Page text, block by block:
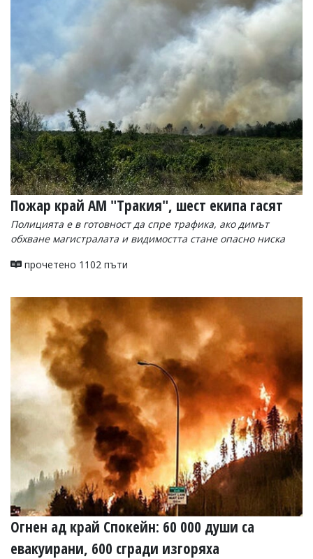
Пожар край АМ "Тракия", шест екипа гасят
Полицията е в готовност да спре трафика, ако димът
обхване магистралата и видимостта стане опасно ниска
прочетено 1102 пъти
Огнен ад край Спокейн: 60 000 души са
евакуирани, 600 сгради изгоряха